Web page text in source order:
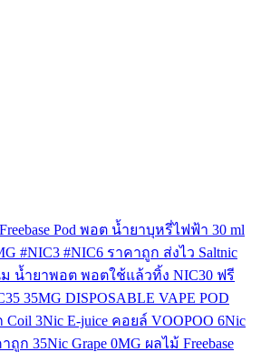
Freebase Pod พอต น้ำยาบุหรี่ไฟฟ้า 30 ml
#NIC3 #NIC6 ราคาถูก ส่งไว Saltnic
น้ำยาพอต พอตใช้แล้วทิ้ง NIC30 ฟรี
35MG DISPOSABLE VAPE POD
Coil 3Nic E-juice คอยล์ VOOPOO 6Nic
ถูก 35Nic Grape 0MG ผลไม้ Freebase